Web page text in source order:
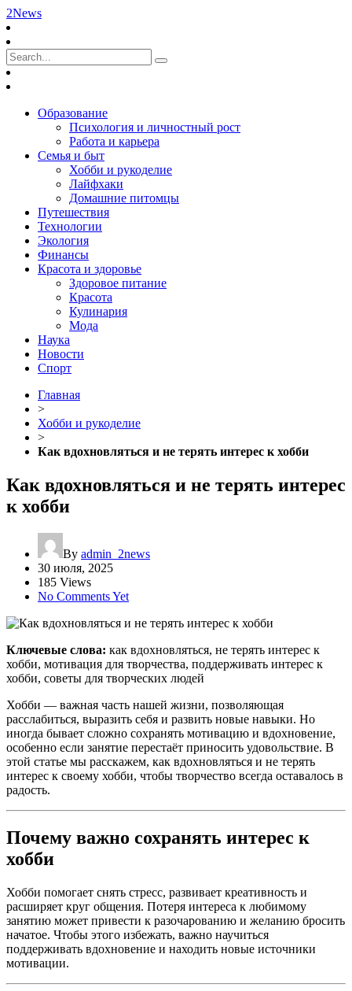
2News
Образование
Психология и личностный рост
Работа и карьера
Семья и быт
Хобби и рукоделие
Лайфхаки
Домашние питомцы
Путешествия
Технологии
Экология
Финансы
Красота и здоровье
Здоровое питание
Красота
Кулинария
Мода
Наука
Новости
Спорт
Главная
>
Хобби и рукоделие
>
Как вдохновляться и не терять интерес к хобби
Как вдохновляться и не терять интерес
к хобби
By admin_2news
30 июля, 2025
185 Views
No Comments Yet
Ключевые слова: как вдохновляться, не терять интерес к
хобби, мотивация для творчества, поддерживать интерес к
хобби, советы для творческих людей
Хобби — важная часть нашей жизни, позволяющая
расслабиться, выразить себя и развить новые навыки. Но
иногда бывает сложно сохранять мотивацию и вдохновение,
особенно если занятие перестаёт приносить удовольствие. В
этой статье мы расскажем, как вдохновляться и не терять
интерес к своему хобби, чтобы творчество всегда оставалось в
радость.
Почему важно сохранять интерес к
хобби
Хобби помогает снять стресс, развивает креативность и
расширяет круг общения. Потеря интереса к любимому
занятию может привести к разочарованию и желанию бросить
начатое. Чтобы этого избежать, важно научиться
поддерживать вдохновение и находить новые источники
мотивации.